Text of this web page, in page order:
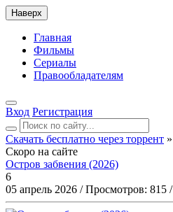
Наверх
Главная
Фильмы
Сериалы
Правообладателям
Вход Регистрация
Скачать бесплатно через торрент »
Скоро на сайте
Остров забвения (2026)
6
05 апрель 2026 / Просмотров: 815 /